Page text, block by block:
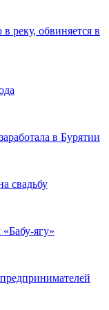
реку, обвиняется в
в Бурятии
свадьбу
ягу»